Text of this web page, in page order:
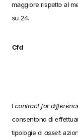
maggiore rispetto al
su 24.
Cfd
I contract for
consentono di
tipologie di asset: